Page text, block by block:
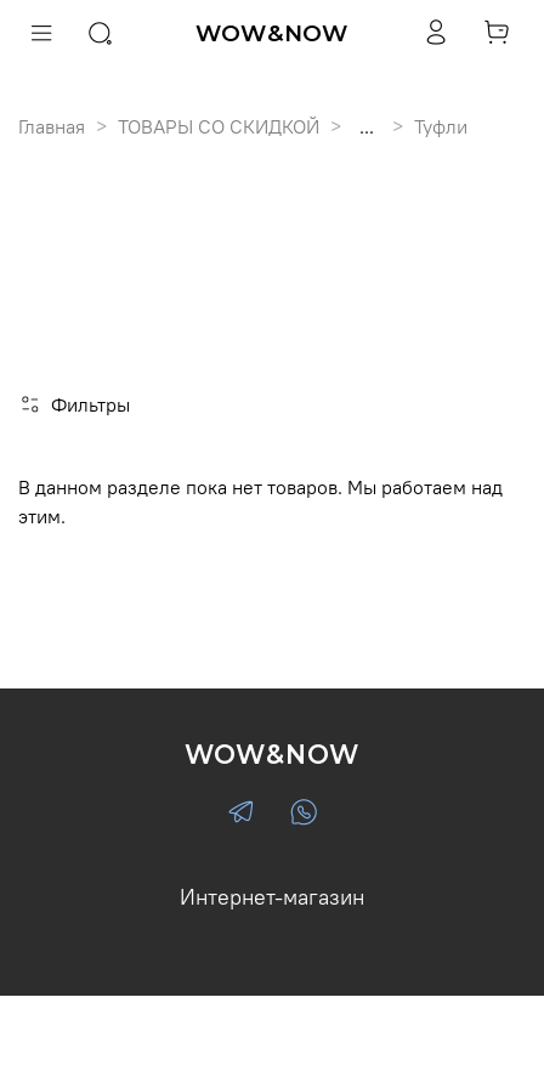
WOW&NOW
Главная ТОВАРЫ СО СКИДКОЙ ... Туфли
Фильтры
В данном разделе пока нет товаров. Мы работаем над
этим.
Интернет-магазин
WOW&NOW